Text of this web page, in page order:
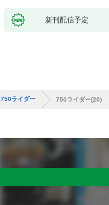
新刊配信予定
750ライダー 750ライダー(20)